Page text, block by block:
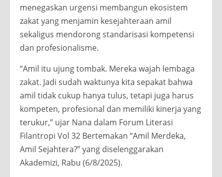
menegaskan urgensi membangun ekosistem
zakat yang menjamin kesejahteraan amil
sekaligus mendorong standarisasi kompetensi
dan profesionalisme.
“Amil itu ujung tombak. Mereka wajah lembaga
zakat. Jadi sudah waktunya kita sepakat bahwa
amil tidak cukup hanya tulus, tetapi juga harus
kompeten, profesional dan memiliki kinerja yang
terukur,” ujar Nana dalam Forum Literasi
Filantropi Vol 32 Bertemakan “Amil Merdeka,
Amil Sejahtera?” yang diselenggarakan
Akademizi, Rabu (6/8/2025).